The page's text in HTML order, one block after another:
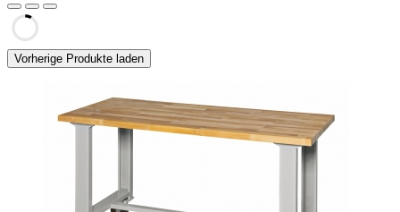
Vorherige Produkte laden